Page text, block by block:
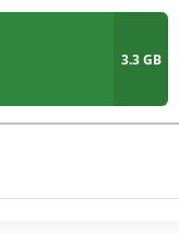
3.3 GB